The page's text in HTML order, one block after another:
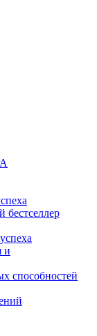
бестселлер
и
способностей